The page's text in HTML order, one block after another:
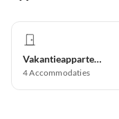
Vakantieappartement
4Accommodaties